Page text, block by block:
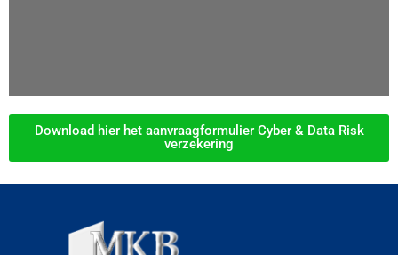
Download hier het aanvraagformulier Cyber & Data Risk
verzekering